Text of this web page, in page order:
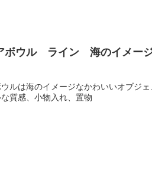
ボウル ライン 海のイメー
ルは海のイメージなかわいいオブジ
質感、小物入れ、置物